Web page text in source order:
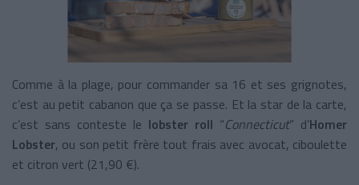
Comme à la plage, pour commander sa 16 et ses grignotes,
c’est au petit cabanon que ça se passe. Et la star de la carte,
c’est sans conteste le lobster roll “Connecticut” d’Homer
Lobster, ou son petit frère tout frais avec avocat, ciboulette
et citron vert (21,90 €).